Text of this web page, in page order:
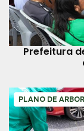
Prefeitura
PLANO DE